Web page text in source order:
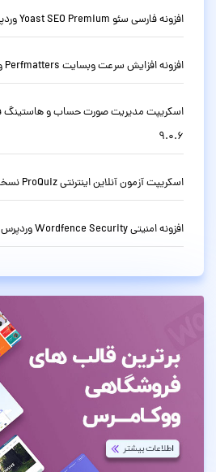
افزونه فارسی سئو Yoast SEO Premium وردپرس نسخه حرفه ای 28.1
افزونه افزایش سرعت وبسایت Perfmatters وردپرس نسخه 2.6.6
9.0.6
اسکریپت آزمون آنلاین اینترنتی ProQuiz نسخه 2.0.2
افزونه امنیتی Wordfence Security وردپرس نسخه 8.1.4